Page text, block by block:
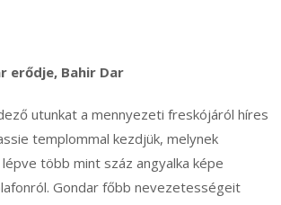
erődje, Bahir Dar
utunkat a mennyezeti freskójáról híres
templommal kezdjük, melynek
több mint száz angyalka képe
Gondar főbb nevezetességeit